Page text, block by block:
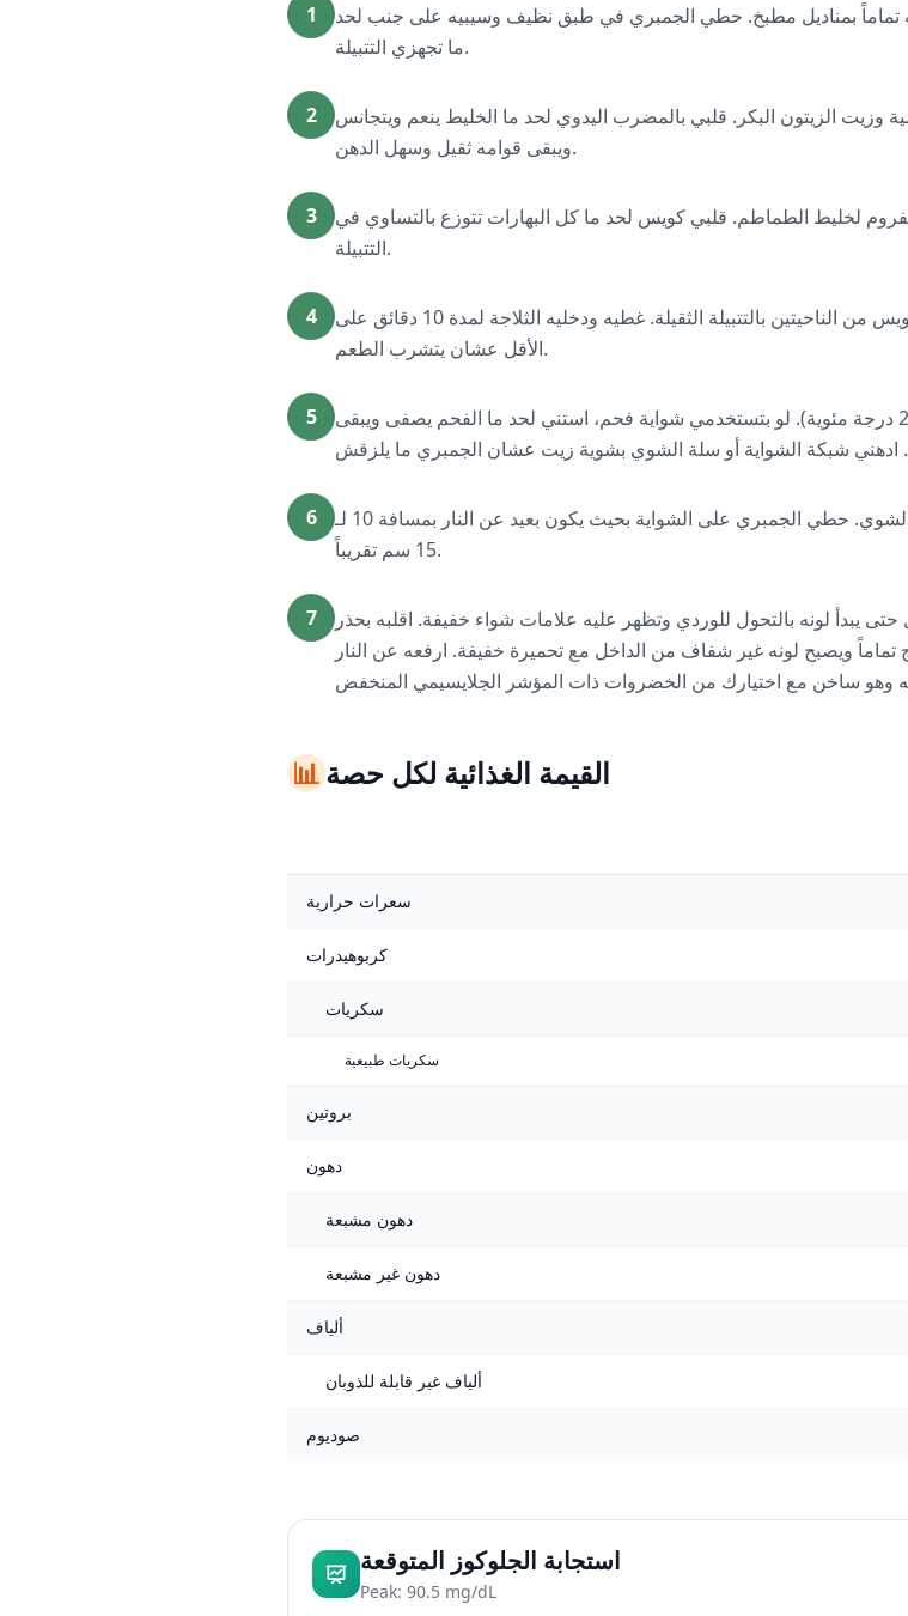
1
تماماً بمناديل مطبخ. حطي الجمبري في طبق نظيف وسيبيه على جنب لحد
ما تجهزي التتبيلة.
2
الزيتون البكر. قلبي بالمضرب اليدوي لحد ما الخليط ينعم ويتجانس
ويبقى قوامه ثقيل وسهل الدهن.
3
لخليط الطماطم. قلبي كويس لحد ما كل البهارات تتوزع بالتساوي في
التتبيلة.
4
باستخدام فرشة أو ظهر معلقة، ادهني الجمبري كويس من الناحيتين بالتتبيلة الثقيلة. غطيه ودخليه الثلاجة لمدة 10 دقائق على
الأقل عشان يتشرب الطعم.
5
سخني الشواية على نار متوسطة لعالية (حوالي 200 درجة مئوية). لو بتستخدمي شواية فحم، استني لحد ما الفحم يصفى ويبقى
6
رصي الجمبري في أسياخ معدنية أو حطيه في سلة الشوي. حطي الجمبري على الشواية بحيث يكون بعيد عن النار بمسافة 10 لـ
15 سم تقريباً.
7
على الجانب الأول حتى يبدأ لونه بالتحول للوردي وتظهر عليه علامات شواء خفيفة. اقلبه بحذر
إضافية حتى ينضج تماماً ويصبح لونه غير شفاف من الداخل مع تحميرة خفيفة. ارفعه عن النار
📊القيمة الغذائية لكل حصة
سعرات حرارية
كربوهيدرات
سكريات
سكريات طبيعية
بروتين
دهون
دهون مشبعة
دهون غير مشبعة
ألياف
ألياف غير قابلة للذوبان
صوديوم
استجابة الجلوكوز المتوقعة
Peak: 90.5 mg/dL